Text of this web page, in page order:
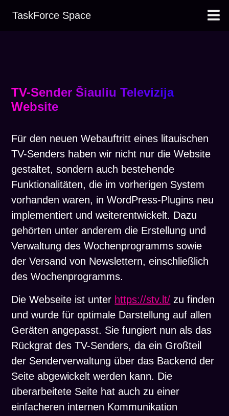
TaskForce Space
TV-Sender Šiauliu Televizija
Website
Für den neuen Webauftritt eines litauischen
TV-Senders haben wir nicht nur die Website
gestaltet, sondern auch bestehende
Funktionalitäten, die im vorherigen System
vorhanden waren, in WordPress-Plugins neu
implementiert und weiterentwickelt. Dazu
gehörten unter anderem die Erstellung und
Verwaltung des Wochenprogramms sowie
der Versand von Newslettern, einschließlich
des Wochenprogramms.
Die Webseite ist unter https://stv.lt/ zu finden
und wurde für optimale Darstellung auf allen
Geräten angepasst. Sie fungiert nun als das
Rückgrat des TV-Senders, da ein Großteil
der Senderverwaltung über das Backend der
Seite abgewickelt werden kann. Die
überarbeitete Seite hat auch zu einer
einfacheren internen Kommunikation